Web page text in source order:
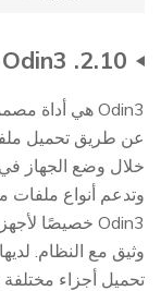
2.10. Odin3
عن طريق تحميل
وثيق مع النظام.